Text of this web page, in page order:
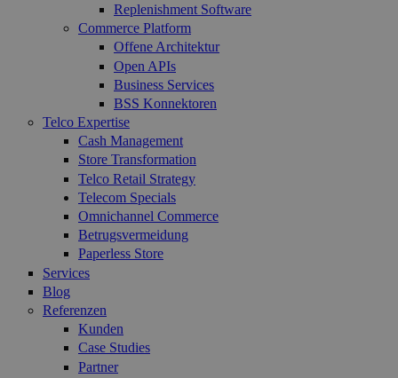
Replenishment Software
Commerce Platform
Offene Architektur
Open APIs
Business Services
BSS Konnektoren
Telco Expertise
Cash Management
Store Transformation
Telco Retail Strategy
Telecom Specials
Omnichannel Commerce
Betrugsvermeidung
Paperless Store
Services
Blog
Referenzen
Kunden
Case Studies
Partner